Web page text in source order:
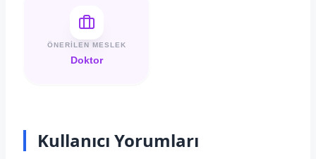
ÖNERILEN MESLEK
Doktor
Kullanıcı Yorumları